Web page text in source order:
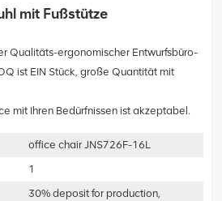
mit Fußstütze
Qualitäts-ergonomischer Entwurfsbüro-
ist EIN Stück, große Quantität mit
mit Ihren Bedürfnissen ist akzeptabel.
office chair JNS726F-16L
1
30% deposit for production,